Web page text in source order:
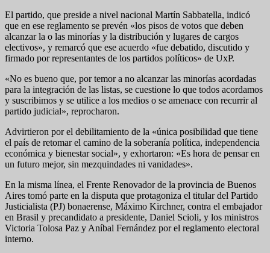
El partido, que preside a nivel nacional Martín Sabbatella, indicó
que en ese reglamento se prevén «los pisos de votos que deben
alcanzar la o las minorías y la distribución y lugares de cargos
electivos», y remarcó que ese acuerdo «fue debatido, discutido y
firmado por representantes de los partidos políticos» de UxP.
«No es bueno que, por temor a no alcanzar las minorías acordadas
para la integración de las listas, se cuestione lo que todos acordamos
y suscribimos y se utilice a los medios o se amenace con recurrir al
partido judicial», reprocharon.
Advirtieron por el debilitamiento de la «única posibilidad que tiene
el país de retomar el camino de la soberanía política, independencia
económica y bienestar social», y exhortaron: «Es hora de pensar en
un futuro mejor, sin mezquindades ni vanidades».
En la misma línea, el Frente Renovador de la provincia de Buenos
Aires tomó parte en la disputa que protagoniza el titular del Partido
Justicialista (PJ) bonaerense, Máximo Kirchner, contra el embajador
en Brasil y precandidato a presidente, Daniel Scioli, y los ministros
Victoria Tolosa Paz y Aníbal Fernández por el reglamento electoral
interno.